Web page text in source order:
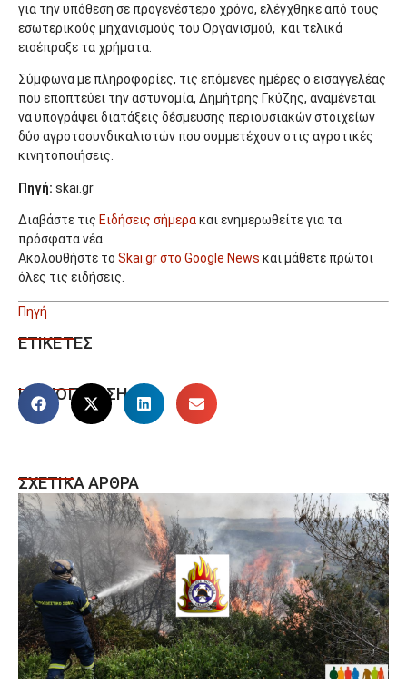
για την υπόθεση σε προγενέστερο χρόνο, ελέγχθηκε από τους
εσωτερικούς μηχανισμούς του Οργανισμού, και τελικά
εισέπραξε τα χρήματα.
Σύμφωνα με πληροφορίες, τις επόμενες ημέρες ο εισαγγελέας
που εποπτεύει την αστυνομία, Δημήτρης Γκύζης, αναμένεται
να υπογράψει διατάξεις δέσμευσης περιουσιακών στοιχείων
δύο αγροτοσυνδικαλιστών που συμμετέχουν στις αγροτικές
κινητοποιήσεις.
Πηγή: skai.gr
Διαβάστε τις Ειδήσεις σήμερακαι ενημερωθείτε για τα
πρόσφατα νέα.
Ακολουθήστε το Skai.gr στο Google News και μάθετε πρώτοι
όλες τις ειδήσεις.
Πηγή
ΕΤΙΚΕΤΕΣ
ΚΟΙΝΟΠΟΙΗΣΗ
ΣΧΕΤΙΚΑ ΑΡΘΡΑ